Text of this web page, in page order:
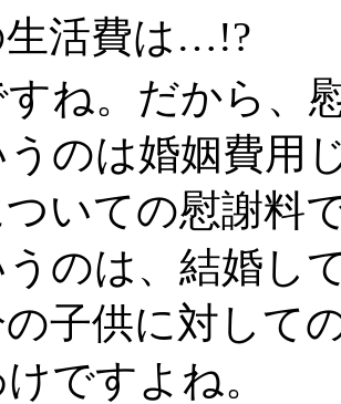
生活費は…!?
ね。だから、
のは婚姻費用
いての慰謝料
のは、結婚し
子供に対して
ですよね。